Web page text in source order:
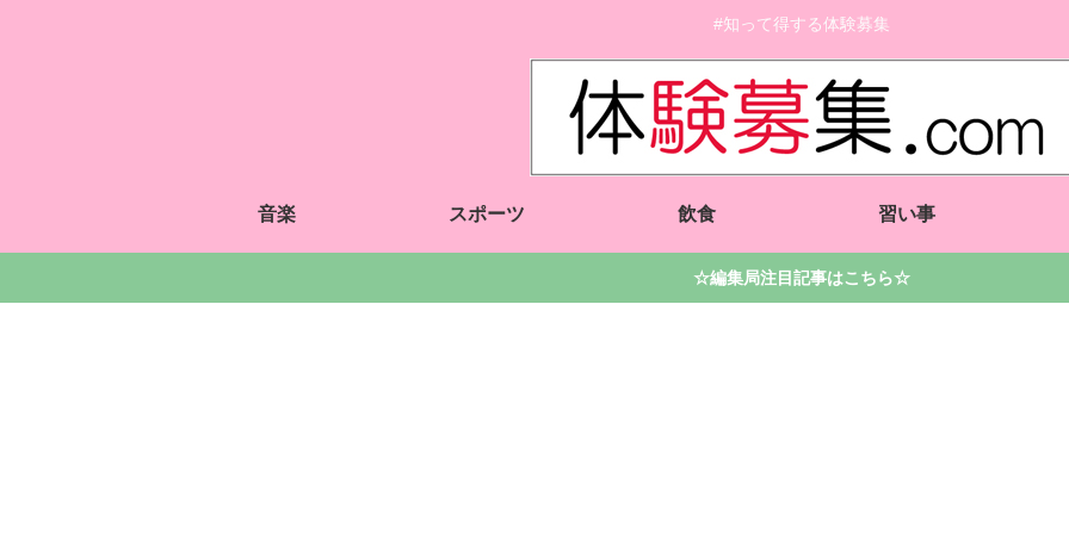
#知って得する体験募集
音楽 スポーツ 飲食 習い事
☆編集局注目記事はこちら☆